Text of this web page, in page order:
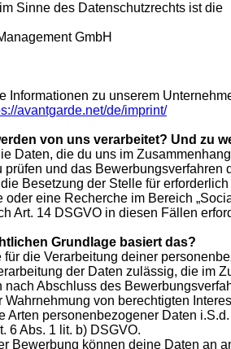
Sinne des Datenschutzrechts ist die
GmbH
Informationen zu unserem
avantgarde.net/de/imprint/
von uns verarbeitet? Und zu
Daten, die du uns im
prüfen und das Bewerbungsverfahren
Besetzung der Stelle für
oder eine Recherche im Bereich
Art. 14 DSGVO in diesen Fällen
Grundlage basiert das?
für die Verarbeitung deiner
der Daten zulässig, die im
nach Abschluss des
Wahrnehmung von berechtigten
Arten personenbezogener Daten
6 Abs. 1 lit. b) DSGVO.
Bewerbung können deine Daten an